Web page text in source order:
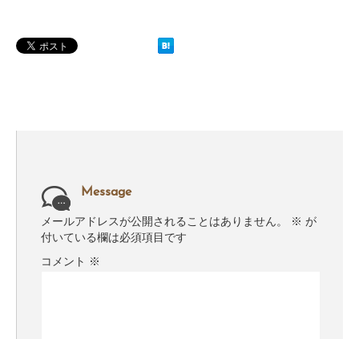
Message
メールアドレスが公開されることはありません。 ※ が
付いている欄は必須項目です
コメント ※